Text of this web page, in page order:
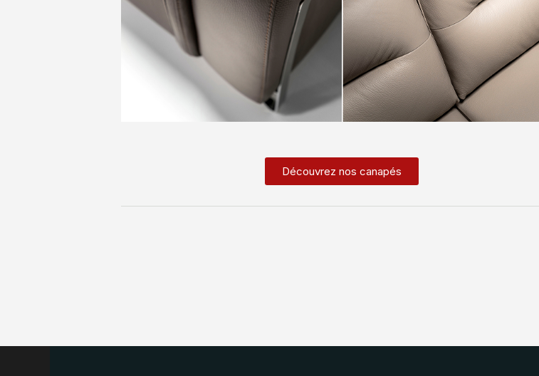
Découvrez nos canapés